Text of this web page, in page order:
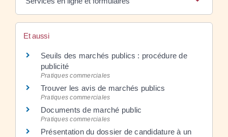
Et aussi
Seuils des marchés publics : procédure de
publicité
Pratiques commerciales
Trouver les avis de marchés publics
Pratiques commerciales
Documents de marché public
Pratiques commerciales
Présentation du dossier de candidature à un